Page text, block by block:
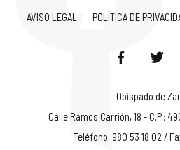
AVISO LEGAL POLÍTICA DE
Obispado de
Calle Ramos Carrión, 18 - C.P.:
Teléfono: 980 53 18 02 /